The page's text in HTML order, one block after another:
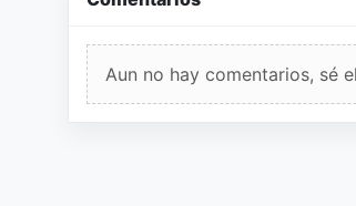
Aun no hay comentarios, sé